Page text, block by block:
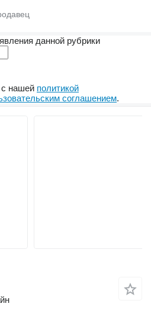
данной рубрики
нашей политикой
соглашением.